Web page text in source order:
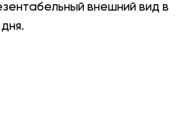
внешний вид в